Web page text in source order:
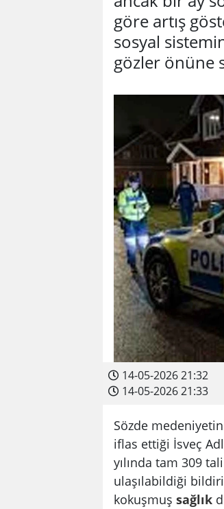
göre artış
sosyal
gözler önüne
14-05-2026 21:32
14-05-2026 21:33
Sözde
iflas ettiği İsveç
yılında tam 309
ulaşılabildiği
kokuşmuş sağlık